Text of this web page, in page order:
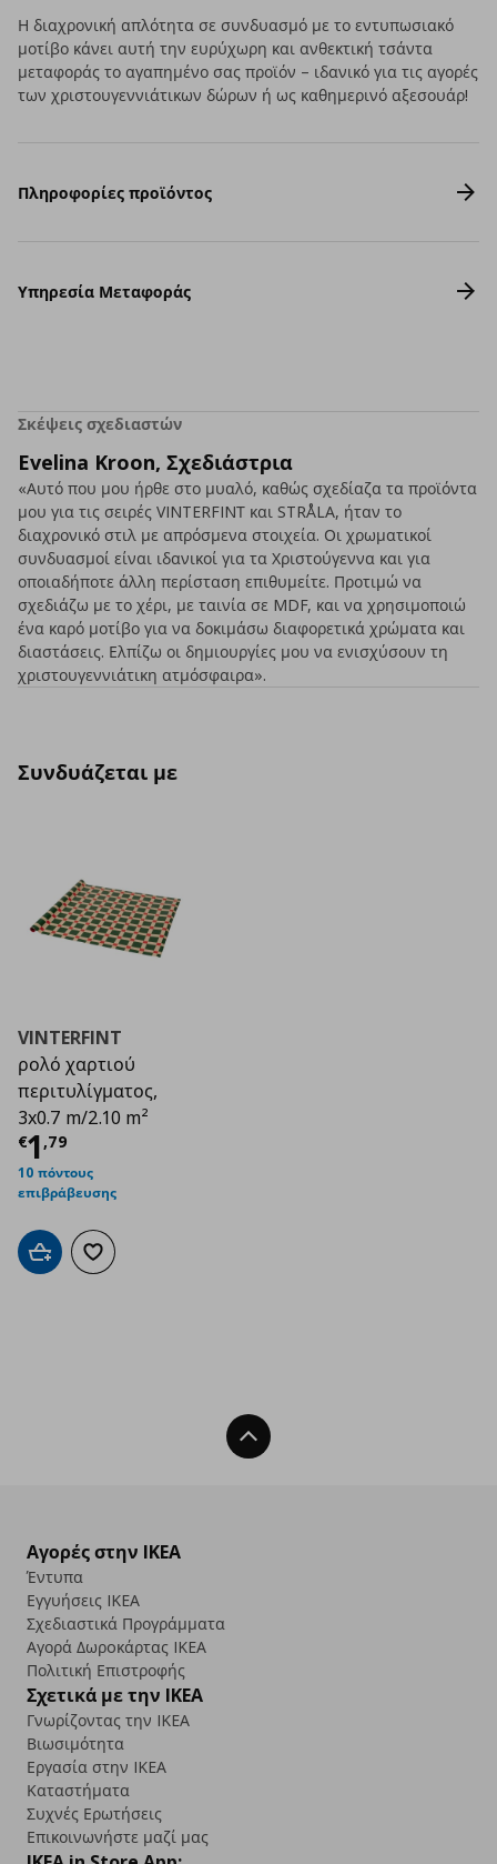
Η διαχρονική απλότητα σε συνδυασμό με το εντυπωσιακό
μοτίβο κάνει αυτή την ευρύχωρη και ανθεκτική τσάντα
μεταφοράς το αγαπημένο σας προϊόν – ιδανικό για τις αγορές
των χριστουγεννιάτικων δώρων ή ως καθημερινό αξεσουάρ!
Πληροφορίες προϊόντος
Υπηρεσία Μεταφοράς
Σκέψεις σχεδιαστών
Evelina Kroon, Σχεδιάστρια
«Αυτό που μου ήρθε στο μυαλό, καθώς σχεδίαζα τα προϊόντα
μου για τις σειρές VINTERFINΤ και STRÅLA, ήταν το
διαχρονικό στιλ με απρόσμενα στοιχεία. Οι χρωματικοί
συνδυασμοί είναι ιδανικοί για τα Χριστούγεννα και για
οποιαδήποτε άλλη περίσταση επιθυμείτε. Προτιμώ να
σχεδιάζω με το χέρι, με ταινία σε MDF, και να χρησιμοποιώ
ένα καρό μοτίβο για να δοκιμάσω διαφορετικά χρώματα και
διαστάσεις. Ελπίζω οι δημιουργίες μου να ενισχύσουν τη
χριστουγεννιάτικη ατμόσφαιρα».
Συνδυάζεται με
VINTERFINT
ρολό χαρτιού
περιτυλίγματος,
3x0.7 m/2.10 m²
€1 ,79
Τρέχουσα τιμή
10 πόντους
επιβράβευσης
Προσθήκη στο καλάθι
Προσθήκη στα αγαπημένα
Back To Top
Αγορές στην IKEA
Έντυπα
Εγγυήσεις IKEA
Σχεδιαστικά Προγράμματα
Αγορά Δωρoκάρτας IKEA
Πολιτική Επιστροφής
Σχετικά με την IKEA
Γνωρίζοντας την IKEA
Βιωσιμότητα
Εργασία στην IKEA
Καταστήματα
Συχνές Ερωτήσεις
Επικοινωνήστε μαζί μας